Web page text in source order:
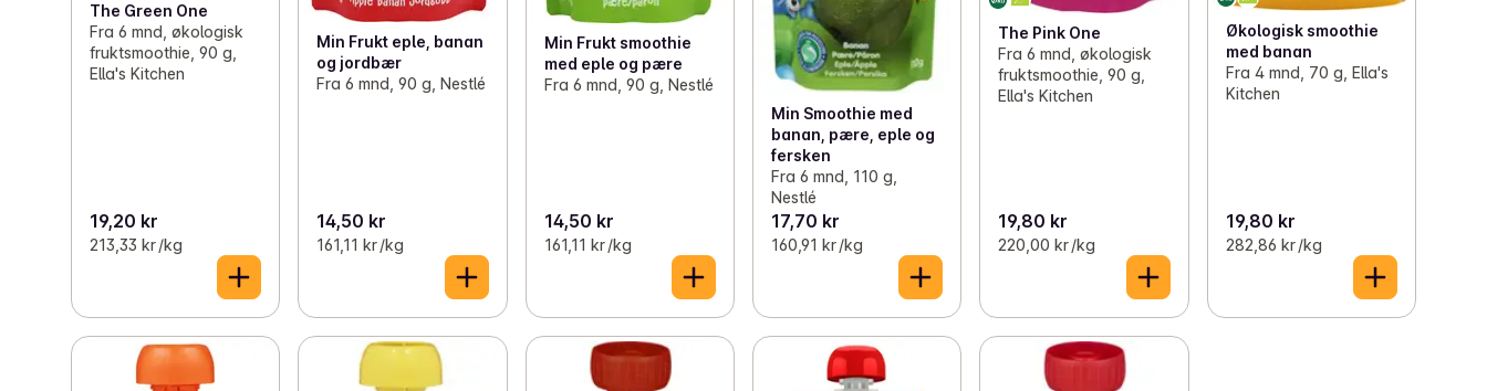
The Green One
Fra 6 mnd, økologisk
fruktsmoothie, 90 g,
Ella's Kitchen
19,20 kr
213,33 kr /kg
Min Frukt eple, banan
og jordbær
Fra 6 mnd, 90 g, Nestlé
14,50 kr
161,11 kr /kg
Min Frukt smoothie
med eple og pære
Fra 6 mnd, 90 g, Nestlé
14,50 kr
161,11 kr /kg
Min Smoothie med
banan, pære, eple og
fersken
Fra 6 mnd, 110 g,
Nestlé
17,70 kr
160,91 kr /kg
The Pink One
Fra 6 mnd, økologisk
fruktsmoothie, 90 g,
Ella's Kitchen
19,80 kr
220,00 kr /kg
Økologisk smoothie
med banan
Fra 4 mnd, 70 g, Ella's
Kitchen
19,80 kr
282,86 kr /kg